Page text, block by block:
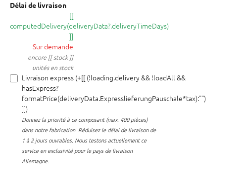
Délai de livraison
[[
computedDelivery(deliveryData?.deliveryTimeDays)
]]
Sur demande
encore [[ stock ]]
unités en stock
Livraison express (+[[ (!loading.delivery && !loadAll &&
hasExpress?
formatPrice(deliveryData.ExpresslieferungPauschale*tax):"")
]])
Donnez la priorité à ce composant (max. 400 pièces)
dans notre fabrication. Réduisez le délai de livraison de
1 à 2 jours ouvrables. Nous testons actuellement ce
service en exclusivité pour le pays de livraison
Allemagne.